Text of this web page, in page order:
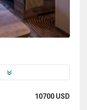
10700 USD